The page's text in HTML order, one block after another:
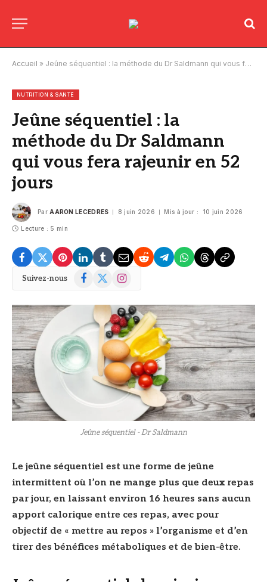
Accueil » Jeûne séquentiel : la méthode du Dr Saldmann qui vous fera rajeunir en 52 jours
NUTRITION & SANTÉ
Jeûne séquentiel : la
méthode du Dr Saldmann
qui vous fera rajeunir en 52
jours
Par AARON LECEDRES 8 juin 2026 Mis à jour : 10 juin 2026
Lecture : 5 min
Suivez-nous Facebook
X
Instagram
© DR
Jeûne séquentiel - Dr Saldmann
Le jeûne séquentiel est une forme de jeûne
intermittent où l’on ne mange plus que deux repas
par jour, en laissant environ 16 heures sans aucun
apport calorique entre ces repas, avec pour
objectif de « mettre au repos » l’organisme et d’en
tirer des bénéfices métaboliques et de bien-être.